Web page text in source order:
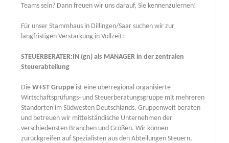
Teams sein? Dann freuen wir uns darauf, Sie kennenzulernen!
Für unser Stammhaus in Dillingen/Saar suchen wir zur
langfristigen Verstärkung in Vollzeit:
STEUERBERATER:IN (gn) als MANAGER in der zentralen
Steuerabteilung
Die W+ST Gruppe ist eine überregional organisierte
Wirtschaftsprüfungs- und Steuerberatungsgruppe mit mehreren
Standorten im Südwesten Deutschlands. Gruppenweit beraten
und betreuen wir mittelständische Unternehmen der
verschiedensten Branchen und Größen. Wir können
zurückgreifen auf Spezialisten aus den Abteilungen Steuern,